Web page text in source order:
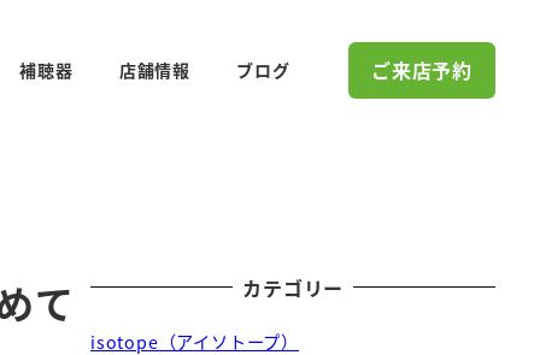
補聴器 店舗情報 ブログ ご来店予約
て カテゴリー
isotope（アイソトープ）